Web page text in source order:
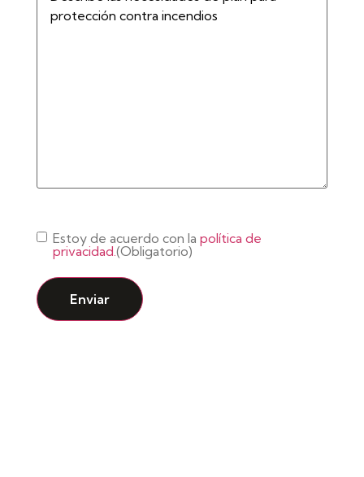
necesidades
Consentimiento(Obligatorio)
Estoy de acuerdo con la política de
privacidad.(Obligatorio)